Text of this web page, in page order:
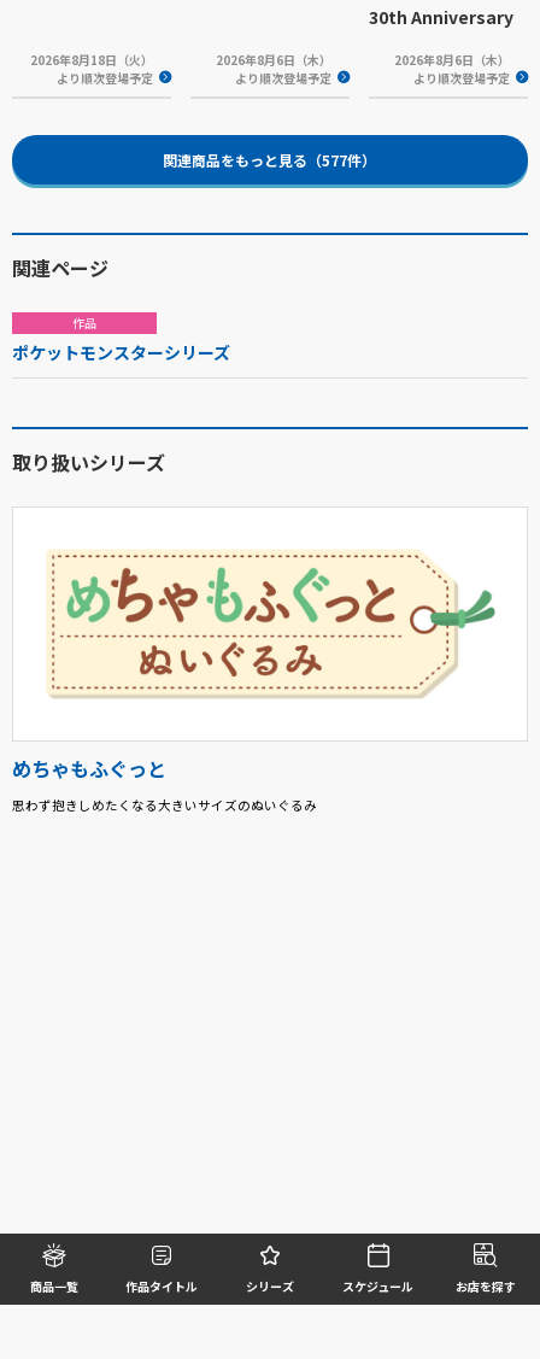
商品一覧 作品タイトル シリーズ スケジュール お店を探す
2026年8月18日（火）
より順次登場予定
2026年8月6日（木）
より順次登場予定
30th Anniversary
2026年8月6日（木）
より順次登場予定
関連商品をもっと見る（577件）
関連ページ
作品
ポケットモンスターシリーズ
取り扱いシリーズ
めちゃもふぐっと
思わず抱きしめたくなる大きいサイズのぬいぐるみ